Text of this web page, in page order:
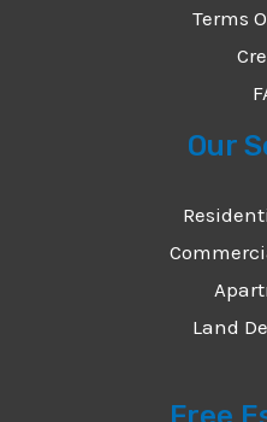
Terms
Our
Land